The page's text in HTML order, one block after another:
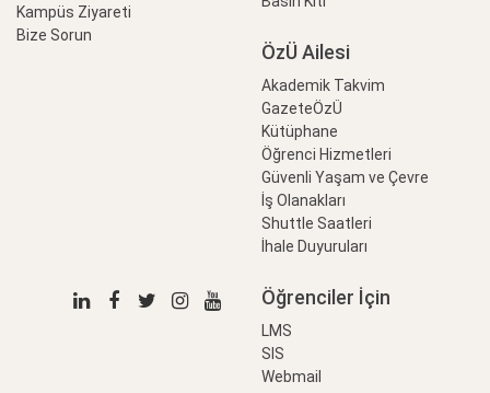
Kampüs Ziyareti
Bize Sorun
ÖzÜ Ailesi
Akademik Takvim
GazeteÖzÜ
Kütüphane
Öğrenci Hizmetleri
Güvenli Yaşam ve Çevre
İş Olanakları
Shuttle Saatleri
İhale Duyuruları
Öğrenciler İçin
LMS
SIS
Webmail